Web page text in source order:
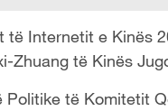
të Internetit e Kinës
Zhuang të Kinës
Politike të Komitetit